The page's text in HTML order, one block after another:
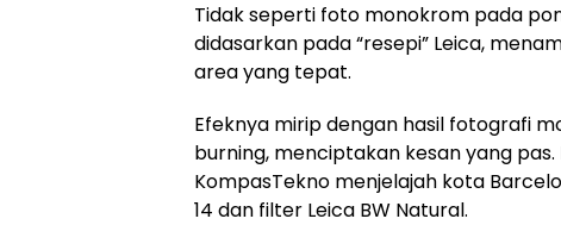
Tidak seperti foto monokrom pada
didasarkan pada “resepi” Leica,
area yang tepat.
Efeknya mirip dengan hasil fotografi
burning, menciptakan kesan yang
KompasTekno menjelajah kota
14 dan filter Leica BW Natural.